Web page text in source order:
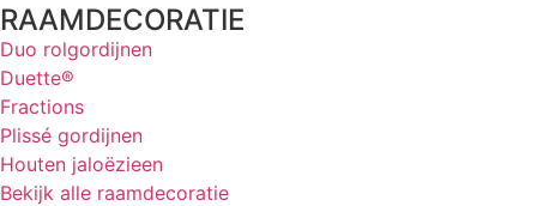
RAAMDECORATIE
Duo rolgordijnen
Duette®
Fractions
Plissé gordijnen
Houten jaloëzieen
Bekijk alle raamdecoratie